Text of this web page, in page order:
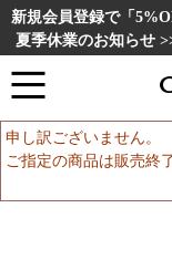
新規会員登録で「
夏季休業のお知らせ
申し訳ございません。
ご指定の商品は販売終